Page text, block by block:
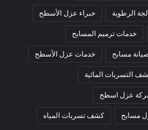
الرطوبة خبراء عزل الأسطح
خدمات ترميم المسابح
مسابح خدمات عزل الأسطح
التسربات المائية
عزل اسطح
مسابح كشف تسربات المياه